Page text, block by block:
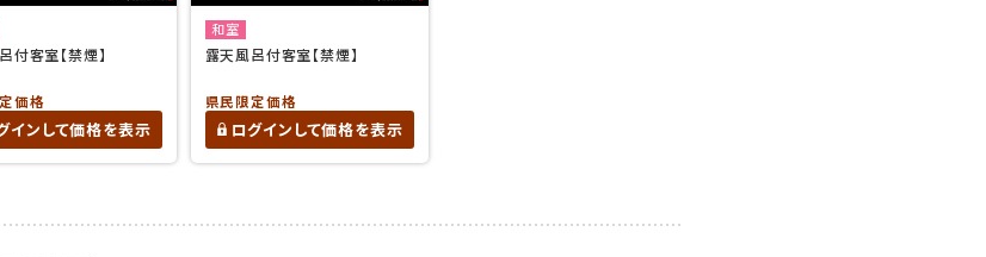
付客室【禁煙】
価格
インして価格を表示
和室
露天風呂付客室【禁煙】
県民限定価格
ログインして価格を表示